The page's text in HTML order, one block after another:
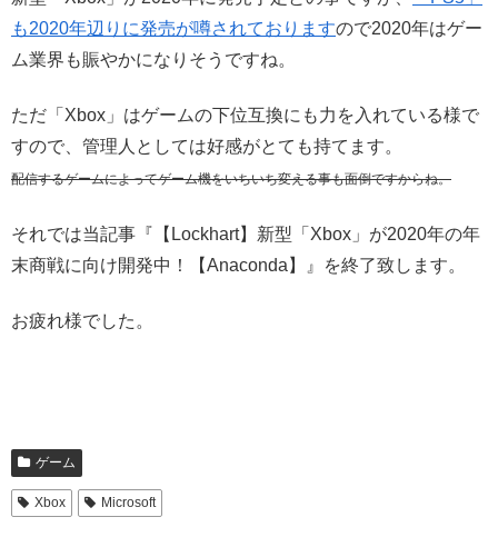
も2020年辺りに発売が噂されておりますので2020年はゲー
ム業界も賑やかになりそうですね。
ただ「Xbox」はゲームの下位互換にも力を入れている様で
すので、管理人としては好感がとても持てます。
配信するゲームによってゲーム機をいちいち変える事も面倒ですからね。
それでは当記事『【Lockhart】新型「Xbox」が2020年の年
末商戦に向け開発中！【Anaconda】』を終了致します。
お疲れ様でした。
ゲーム
Xbox Microsoft